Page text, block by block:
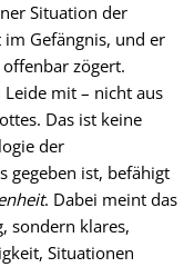
Situation der
im Gefängnis, und er
zögert.
Leide mit – nicht aus
Das ist keine
der
gegeben ist, befähigt
. Dabei meint das
sondern klares,
Situationen